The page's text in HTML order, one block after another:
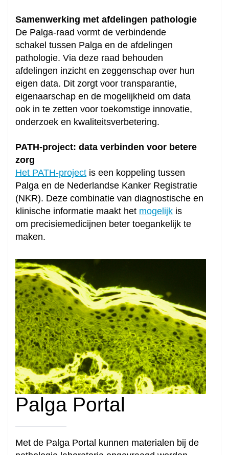
Samenwerking met afdelingen pathologie
De Palga-raad vormt de verbindende
schakel tussen Palga en de afdelingen
pathologie. Via deze raad behouden
afdelingen inzicht en zeggenschap over hun
eigen data. Dit zorgt voor transparantie,
eigenaarschap en de mogelijkheid om data
ook in te zetten voor toekomstige innovatie,
onderzoek en kwaliteitsverbetering.
PATH-project: data verbinden voor betere
zorg
Het PATH-project is een koppeling tussen
Palga en de Nederlandse Kanker Registratie
(NKR). Deze combinatie van diagnostische en
klinische informatie maakt het mogelijk is
om precisiemedicijnen beter toegankelijk te
maken.
Palga Portal
Met de Palga Portal kunnen materialen bij de